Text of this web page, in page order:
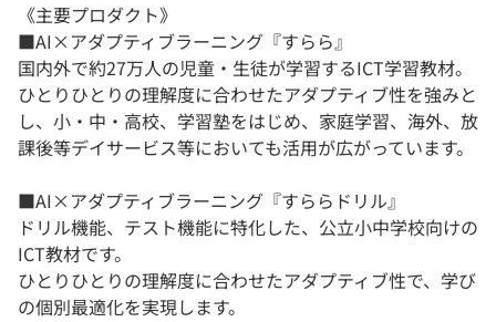
《主要プロダクト》
■AI×アダプティブラーニング『すらら』
国内外で約27万人の児童・生徒が学習するICT学習教材。
ひとりひとりの理解度に合わせたアダプティブ性を強みと
し、小・中・高校、学習塾をはじめ、家庭学習、海外、放
課後等デイサービス等においても活用が広がっています。
■AI×アダプティブラーニング『すららドリル』
ドリル機能、テスト機能に特化した、公立小中学校向けの
ICT教材です。
ひとりひとりの理解度に合わせたアダプティブ性で、学び
の個別最適化を実現します。